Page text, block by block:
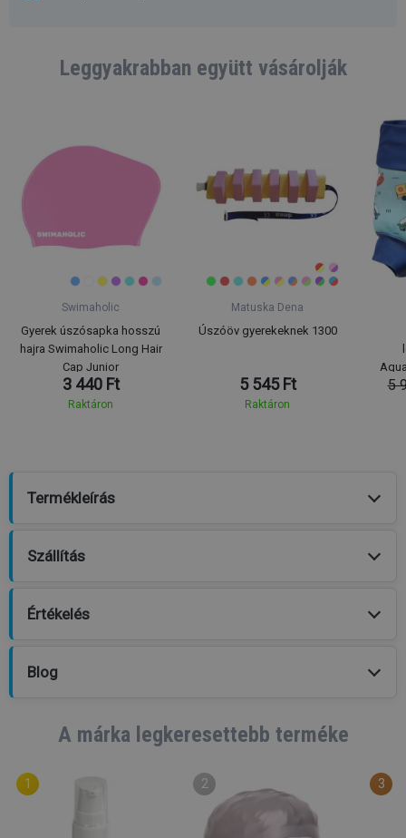
Leggyakrabban együtt vásárolják
Swimaholic
Gyerek úszósapka hosszú
hajra Swimaholic Long Hair
Cap Junior
3 440 Ft
Raktáron
Matuska Dena
Úszóöv gyerekeknek 1300
5 545 Ft
Raktáron
5
Termékleírás
Szállítás
Értékelés
Blog
A márka legkeresettebb terméke